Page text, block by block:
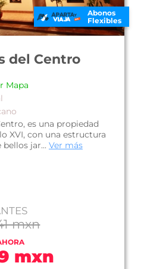
Abonos
Flexibles
San Francisco
Mapa
ubicado en
sólo unos minutos del
Esta moderna p...
mxn